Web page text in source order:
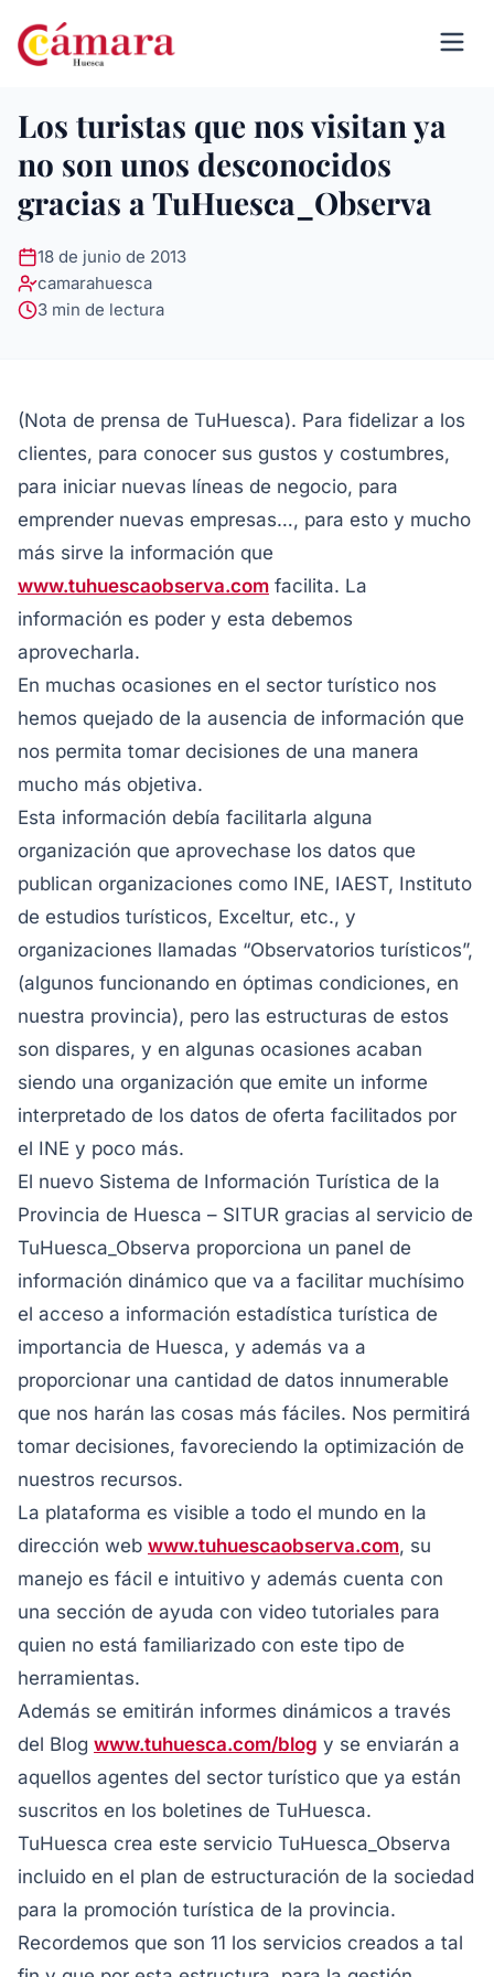
Los turistas que nos visitan ya
no son unos desconocidos
gracias a TuHuesca_Observa
18 de junio de 2013
camarahuesca
3 min de lectura
(Nota de prensa de TuHuesca). Para fidelizar a los
clientes, para conocer sus gustos y costumbres,
para iniciar nuevas líneas de negocio, para
emprender nuevas empresas…, para esto y mucho
más sirve la información que
www.tuhuescaobserva.com facilita. La
información es poder y esta debemos
aprovecharla.
En muchas ocasiones en el sector turístico nos
hemos quejado de la ausencia de información que
nos permita tomar decisiones de una manera
mucho más objetiva.
Esta información debía facilitarla alguna
organización que aprovechase los datos que
publican organizaciones como INE, IAEST, Instituto
de estudios turísticos, Exceltur, etc., y
organizaciones llamadas “Observatorios turísticos”,
(algunos funcionando en óptimas condiciones, en
nuestra provincia), pero las estructuras de estos
son dispares, y en algunas ocasiones acaban
siendo una organización que emite un informe
interpretado de los datos de oferta facilitados por
el INE y poco más.
El nuevo Sistema de Información Turística de la
Provincia de Huesca – SITUR gracias al servicio de
TuHuesca_Observa proporciona un panel de
información dinámico que va a facilitar muchísimo
el acceso a información estadística turística de
importancia de Huesca, y además va a
proporcionar una cantidad de datos innumerable
que nos harán las cosas más fáciles. Nos permitirá
tomar decisiones, favoreciendo la optimización de
nuestros recursos.
La plataforma es visible a todo el mundo en la
dirección web www.tuhuescaobserva.com, su
manejo es fácil e intuitivo y además cuenta con
una sección de ayuda con video tutoriales para
quien no está familiarizado con este tipo de
herramientas.
Además se emitirán informes dinámicos a través
del Blog www.tuhuesca.com/blog y se enviarán a
aquellos agentes del sector turístico que ya están
suscritos en los boletines de TuHuesca.
TuHuesca crea este servicio TuHuesca_Observa
incluido en el plan de estructuración de la sociedad
para la promoción turística de la provincia.
Recordemos que son 11 los servicios creados a tal